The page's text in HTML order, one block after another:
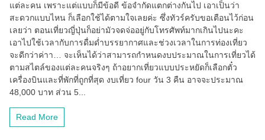
แต่ละคน เพราะแต่แบบก็มีข้อดี ข้อจำกัดแตกต่างกันไป เอาเป็นว่า
สะดวกแบบไหน ก็เลือกใช้ได้ตามใจเลยค่ะ ซึ่งทัวร์ครับขอเตือนไว้ก่อน
เลยว่า ตอนเที่ยวญี่ปุ่นก็อย่ามัวจดจ่ออยู่กับโทรศัพท์มากเกินไปนะคะ
เอาไปใช้เวลากับการดื่มด่ำบรรยากาศและช่วงเวลาในการท่องเที่ยว
จะดีกว่าค่าา… จะเห็นได้ว่าสามารถกำหนดงบประมาณในการเที่ยวได้
ตามสไตล์ของแต่ละคนจริงๆ ถ้าอยากเที่ยวแบบประหยัดก็เลือกตั๋ว
เครื่องบินและที่พักที่ถูกที่สุด งบเที่ยว four วัน 3 คืน อาจจะประมาณ
48,000 บาท ส่วน 5...
Read More